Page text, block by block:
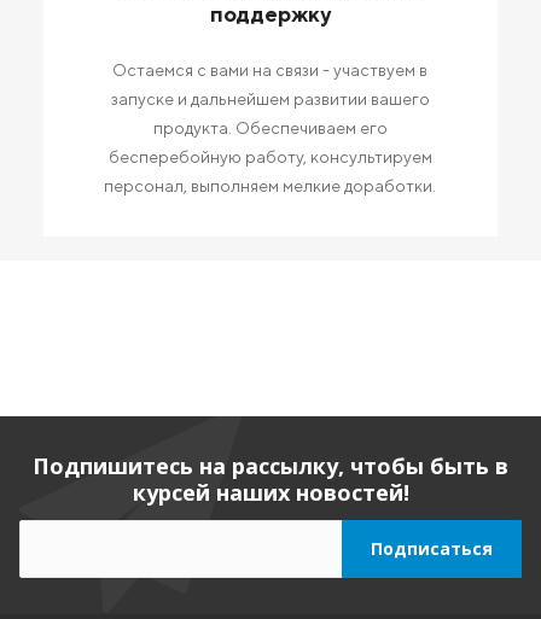
поддержку
Остаемся с вами на связи - участвуем в
запуске и дальнейшем развитии вашего
продукта. Обеспечиваем его
бесперебойную работу, консультируем
персонал, выполняем мелкие доработки.
Подпишитесь на рассылку, чтобы быть в
курсей наших новостей!